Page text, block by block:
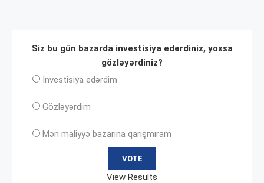
Siz bu gün bazarda investisiya edərdiniz, yoxsa
gözləyərdiniz?
İnvеstisiya edərdim
Gözləyərdim
Mən maliyyə bazarına qarışmıram
View Results